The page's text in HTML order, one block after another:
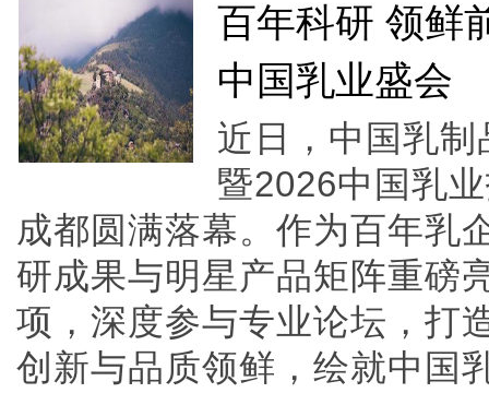
百年科研 领鲜
中国乳业盛会
近日，中国乳
暨2026中国乳
成都圆满落幕。作为百年乳
研成果与明星产品矩阵重磅
项，深度参与专业论坛，打
创新与品质领鲜，绘就中国